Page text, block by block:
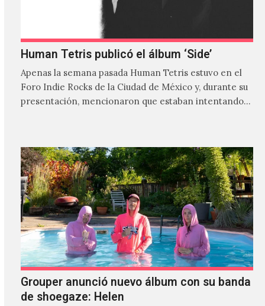
Human Tetris publicó el álbum ‘Side’
Apenas la semana pasada Human Tetris estuvo en el
Foro Indie Rocks de la Ciudad de México y, durante su
presentación, mencionaron que estaban intentando…
Grouper anunció nuevo álbum con su banda
de shoegaze: Helen